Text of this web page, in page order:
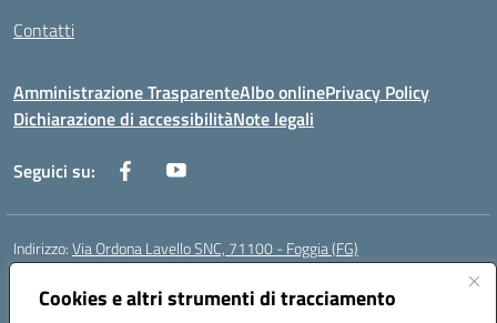
Cookies e altri strumenti di tracciamento
Contatti
Amministrazione TrasparenteAlbo onlinePrivacy Policy
Dichiarazione di accessibilitàNote legali
Seguici su:
Indirizzo:Via Ordona Lavello SNC, 71100 - Foggia (FG)
Centralino:
Posta elettronica certificata (PEC):fgmm00700x@pec.istruzione.it